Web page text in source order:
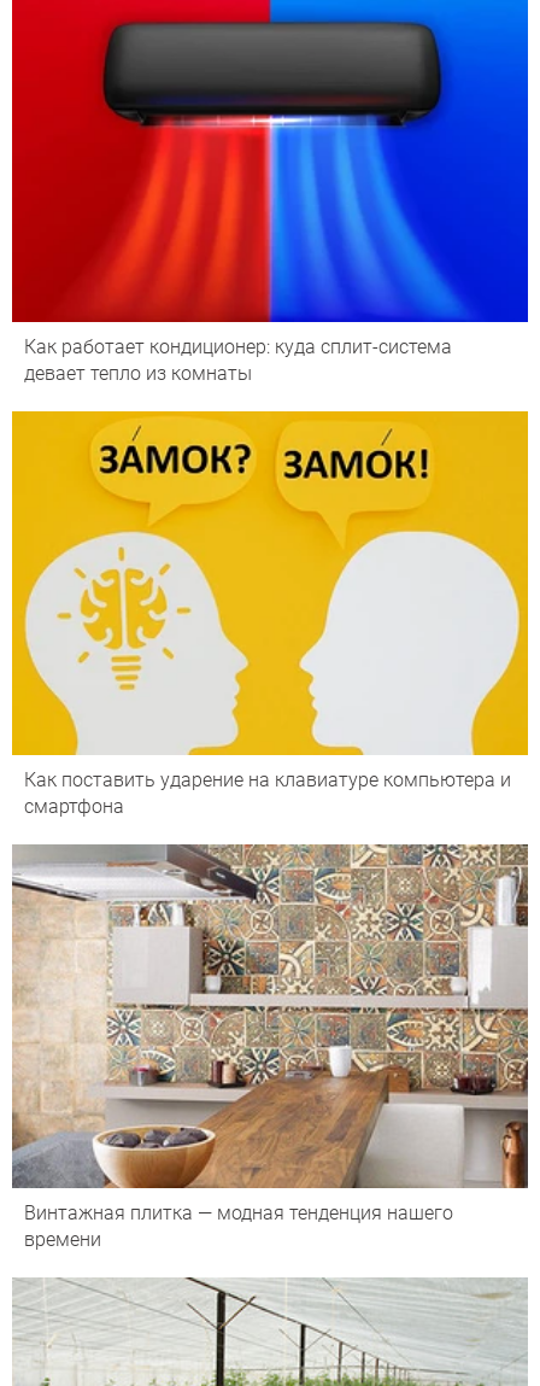
Как работает кондиционер: куда сплит-система
девает тепло из комнаты
Как поставить ударение на клавиатуре компьютера и
смартфона
Винтажная плитка — модная тенденция нашего
времени